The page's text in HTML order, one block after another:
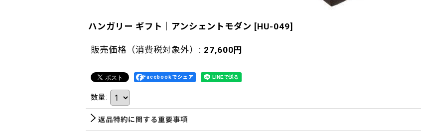
ハンガリー ギフト｜アンシェントモダン [HU-049]
販売価格（消費税対象外） : 27,600 円
Facebookでシェア
数量:
返品特約に関する重要事項